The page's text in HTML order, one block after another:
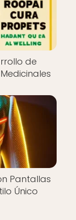
de
Pantallas
Único